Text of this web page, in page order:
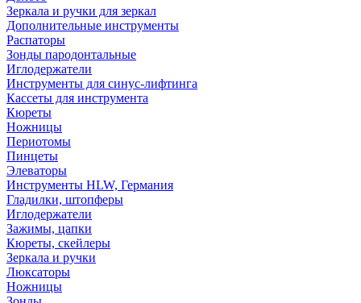
Зеркала и ручки для зеркал
Дополнительные инструменты
Распаторы
Зонды пародонтальные
Иглодержатели
Инструменты для синус-лифтинга
Кассеты для инструмента
Кюреты
Ножницы
Периотомы
Пинцеты
Элеваторы
Инструменты HLW, Германия
Гладилки, штопферы
Иглодержатели
Зажимы, цапки
Кюреты, скейлеры
Зеркала и ручки
Люксаторы
Ножницы